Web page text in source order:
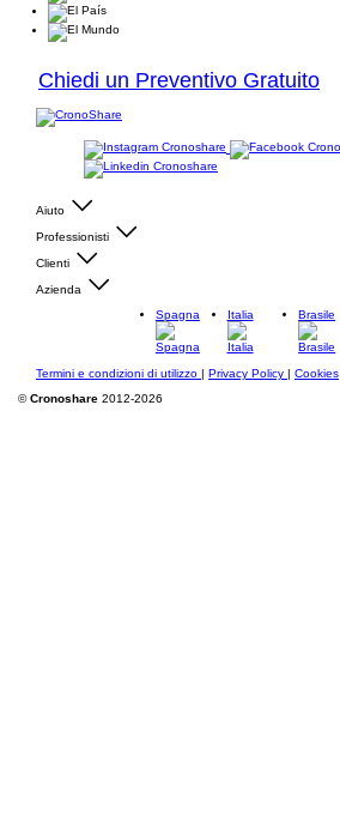
Chiedi un Preventivo Gratuito
Aiuto
Professionisti
Clienti
Azienda
Spagna
Italia Brasile
Termini e condizioni di utilizzo | Privacy Policy | Cookies
©Cronoshare 2012-2026